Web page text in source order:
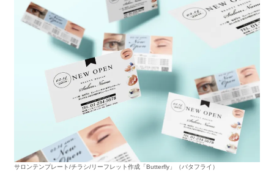
サロンテンプレート/チラシ/リーフレット作成「Butterfly」（バタフライ）